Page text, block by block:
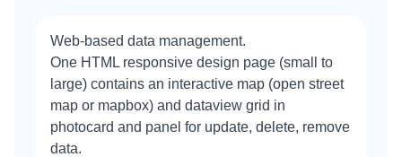
Web-based data management.
One HTML responsive design page (small to
large) contains an interactive map (open street
map or mapbox) and dataview grid in
photocard and panel for update, delete, remove
data.